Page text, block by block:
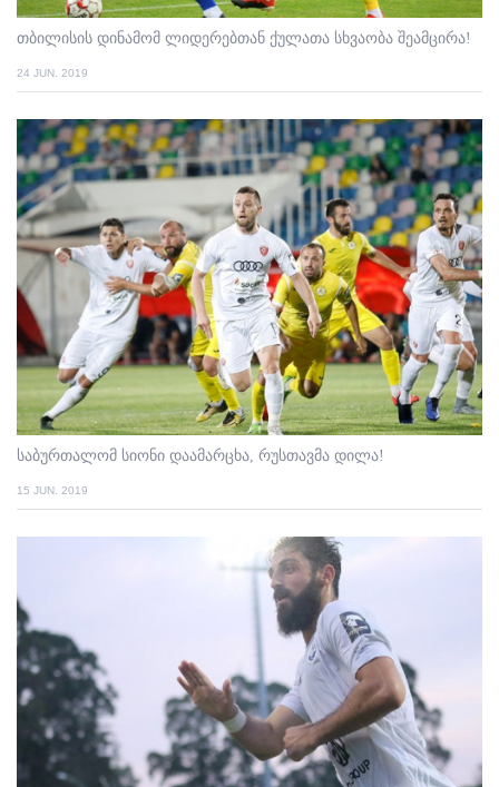
თბილისის დინამომ ლიდერებთან ქულათა სხვაობა შეამცირა!
24 JUN. 2019
საბურთალომ სიონი დაამარცხა, რუსთავმა დილა!
15 JUN. 2019